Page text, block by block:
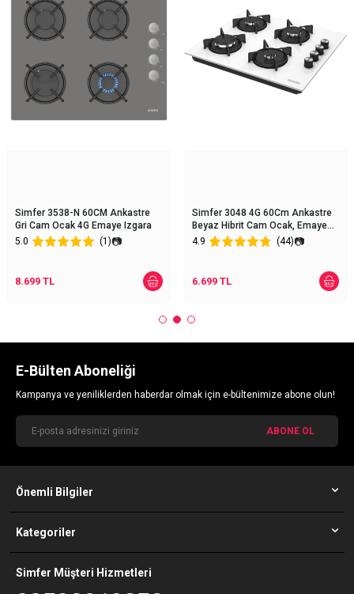
Simfer 3538-N 60CM Ankastre
Gri Cam Ocak 4G Emaye Izgara
5.0
(1)📷
8.699 TL
Simfer 3048 4G 60Cm Ankastre
Beyaz Hibrit Cam Ocak, Emaye
Izgara
4.9 (44)📷
6.699TL
E-Bülten Aboneliği
Kampanya ve yeniliklerden haberdar olmak için e-bültenimize abone olun!
ABONE OL
Önemli Bilgiler
Kategoriler
Simfer Müşteri Hizmetleri